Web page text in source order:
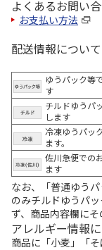
よくあるお問い
お支払い方法
配送情報について
ゆうパック等
す
チルドゆうパ
します
冷凍ゆうパッ
ます。
佐川急便での
ます
なお、「普通ゆう
のみチルドゆうパ
ず、商品内容欄にそ
アレルギー情報
商品に「小麦」「